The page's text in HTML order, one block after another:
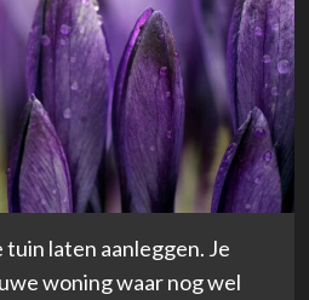
laten aanleggen. Je
woning waar nog wel